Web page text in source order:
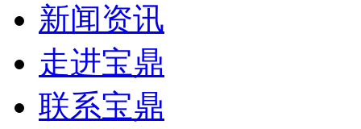
新闻资讯
走进宝鼎
联系宝鼎